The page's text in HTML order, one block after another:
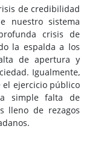
de credibilidad
nuestro sistema
crisis de
la espalda a los
de apertura y
Igualmente,
ejercicio público
simple falta de
lleno de rezagos